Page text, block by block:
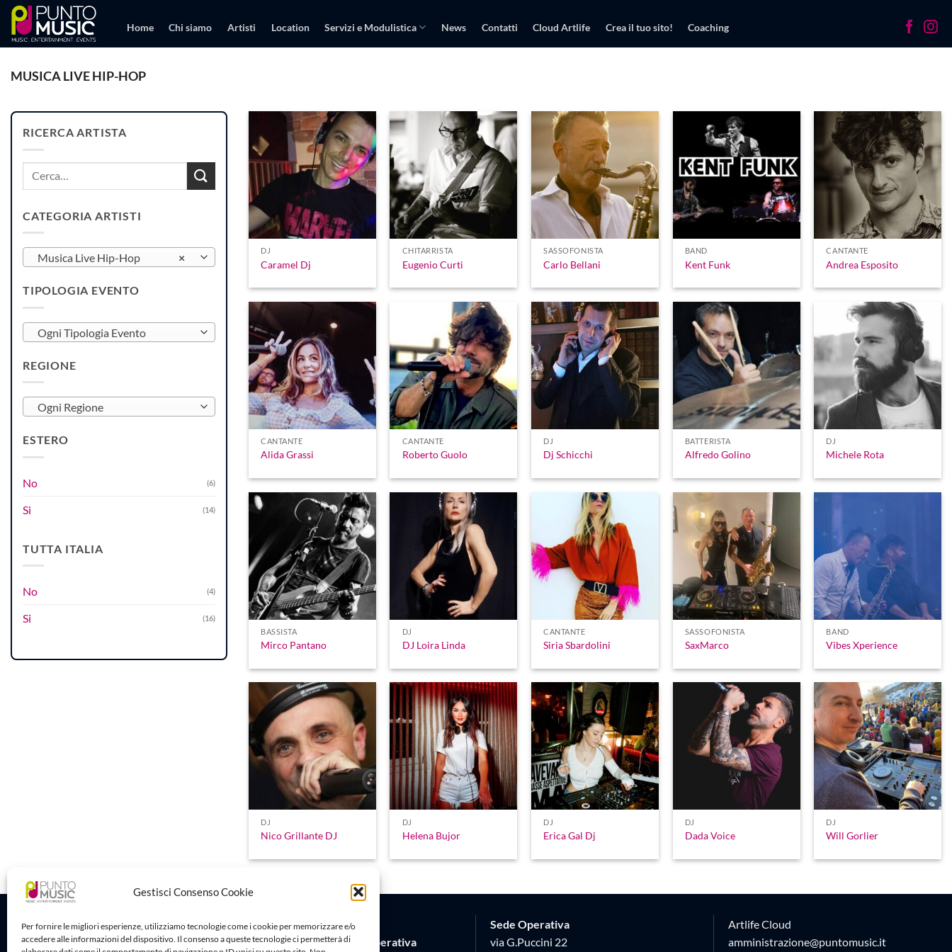
Gestisci Consenso Cookie
Per fornire le migliori esperienze, utilizziamo tecnologie come i cookie per memorizzare e/o
accedere alle informazioni del dispositivo. Il consenso a queste tecnologie ci permetterà di
Salta
contenuti
Home Chi siamo Artisti Location Servizi e Modulistica News Contatti Cloud Artlife Crea il tuo sito! Coaching
MUSICA LIVE HIP-HOP
RICERCA ARTISTA
Cerca:
CATEGORIA ARTISTI
×
Musica Live Hip-Hop
TIPOLOGIA EVENTO
Ogni Tipologia Evento
REGIONE
Ogni Regione
ESTERO
No (6)
Si (14)
TUTTA ITALIA
No (4)
Si (16)
DJ
Caramel Dj
CHITARRISTA
Eugenio Curti
SASSOFONISTA
Carlo Bellani
BAND
Kent Funk
CANTANTE
Andrea Esposito
CANTANTE
Alida Grassi
CANTANTE
Roberto Guolo
DJ
Dj Schicchi
BATTERISTA
Alfredo Golino
DJ
Michele Rota
BASSISTA
Mirco Pantano
DJ
DJ Loira Linda
CANTANTE
Siria Sbardolini
SASSOFONISTA
SaxMarco
BAND
Vibes Xperience
DJ
Nico Grillante DJ
DJ
Helena Bujor
DJ
Erica Gal Dj
DJ
Dada Voice
DJ
Will Gorlier
Sede Legale
Puntomusic Società Cooperativa
Sede Operativa
via G.Puccini 22
Artlife Cloud
amministrazione@puntomusic.it